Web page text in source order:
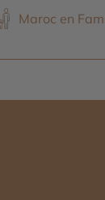
Maroc en